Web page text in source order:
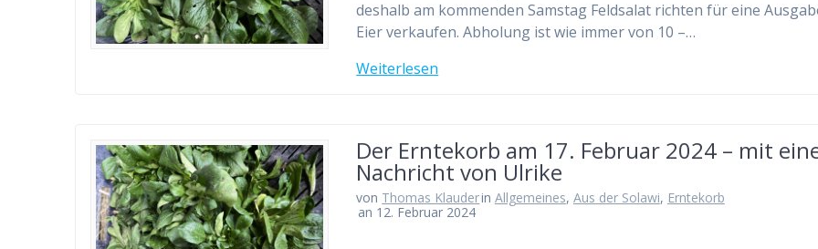
deshalb am kommenden Samstag Feldsalat richten für eine
Eier verkaufen. Abholung ist wie immer von 10 –…
Weiterlesen
Der Erntekorb am 17. Februar 2024 – mit
Nachricht von Ulrike
von Thomas Klauderin Allgemeines, Aus der Solawi, Erntekorb
an 12. Februar 2024